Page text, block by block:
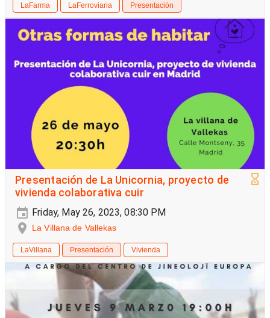
LaFarma LaFerroviaria Presentación
Presentación de La Unicornia, proyecto de
vivienda colaborativa cuir
Friday, May 26, 2023, 08:30 PM
La Villana de Vallekas
LaVillana Presentación Vivienda